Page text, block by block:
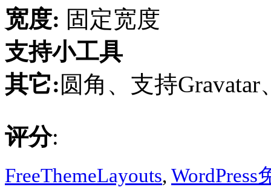
宽度: 固定宽度
支持小工具
其它:圆角、支持Gravatar
评分:
FreeThemeLayouts, WordPress